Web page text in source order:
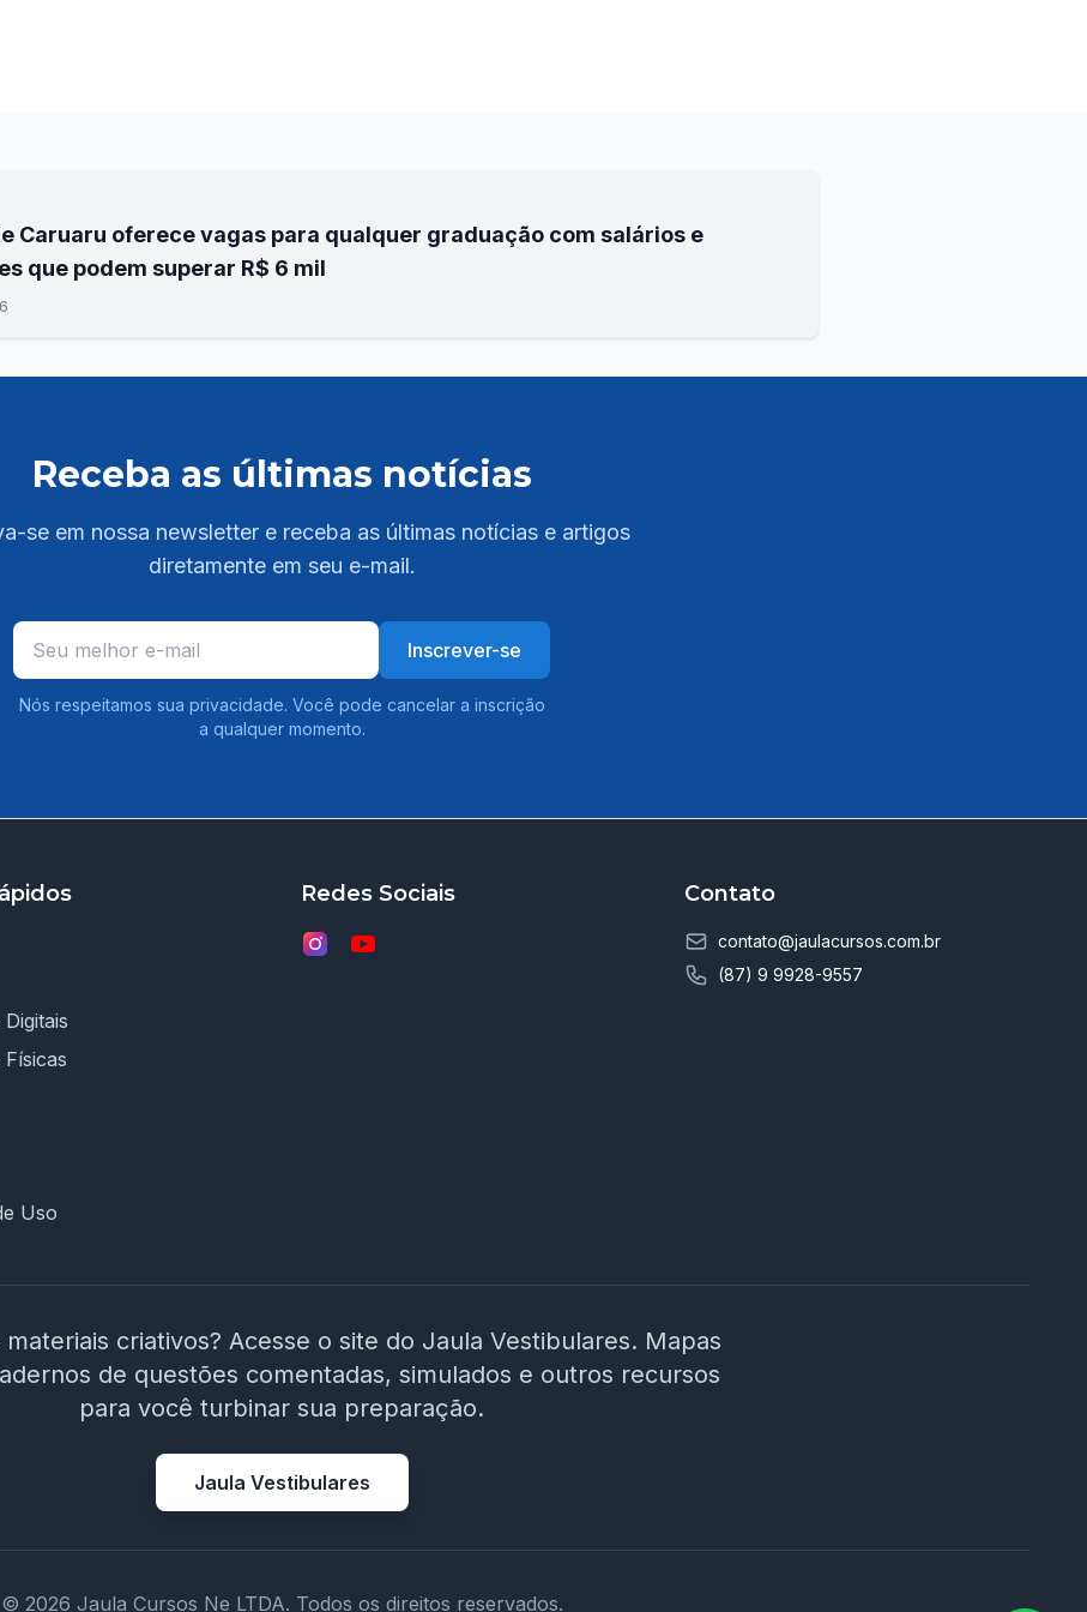
Caruaru oferece vagas para qualquer graduação com salários e
que podem superar R$ 6 mil
Receba as últimas notícias
se em nossa newsletter e receba as últimas notícias e artigos
diretamente em seu e-mail.
Inscrever-se
Nós respeitamos sua privacidade. Você pode cancelar a inscrição
a qualquer momento.
Uso
Redes Sociais Contato
contato@jaulacursos.com.br
(87) 9 9928-9557
criativos? Acesse o site do Jaula Vestibulares. Mapas
de questões comentadas, simulados e outros recursos
para você turbinar sua preparação.
Jaula Vestibulares
© 2026 Jaula Cursos Ne LTDA. Todos os direitos reservados.